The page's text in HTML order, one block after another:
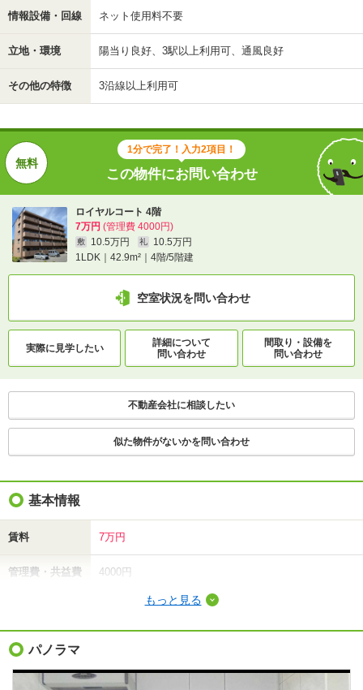
情報設備・回線 ネット使用料不要
立地・環境 陽当り良好、3駅以上利用可、通風良好
その他の特徴 3沿線以上利用可
1分で完了！入力2項目！
この物件にお問い合わせ
ロイヤルコート 4階
7万円 (管理費 4000円)
敷 10.5万円 礼
10.5万円
1LDK｜42.9m²｜4階/5階建
空室状況を問い合わせ
実際に見学したい
詳細について
問い合わせ
間取り・設備を
問い合わせ
不動産会社に相談したい
似た物件がないかを問い合わせ
基本情報
賃料 7万円
管理費・共益費 4000円
礼金（敷引・償
却金）
もっと見る
パノラマ